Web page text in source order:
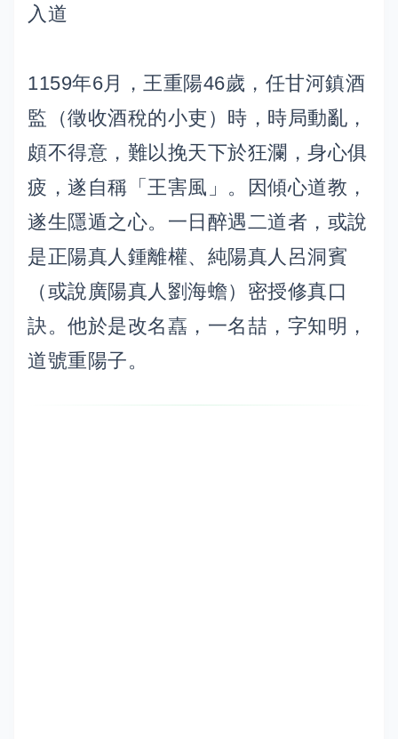
入道
1159年6月，王重陽46歲，任甘河鎮酒
監（徵收酒稅的小吏）時，時局動亂，
頗不得意，難以挽天下於狂瀾，身心俱
疲，遂自稱「王害風」。因傾心道教，
遂生隱遁之心。一日醉遇二道者，或說
是正陽真人鍾離權、純陽真人呂洞賓
（或說廣陽真人劉海蟾）密授修真口
訣。他於是改名嚞，一名喆，字知明，
道號重陽子。